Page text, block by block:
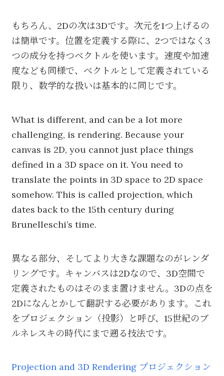
もちろん、2Dの次は3Dです。次元を1つ上げるの
は簡単です。位置を定義する際に、2つではなく3
つの成分を持つベクトルを使います。速度や加速
度なども同様で、ベクトルとして定義されている
限り、数学的な扱いは基本的に同じです。
What is different, and can be a lot more
challenging, is rendering. Because your
canvas is 2D, you cannot just place things
defined in a 3D space on it. You need to
translate the points in 3D space to 2D space
somehow. This is called projection, which
dates back to the 15th century during
Brunelleschi’s time.
異なる部分、そしてより大きな課題なのがレンダ
リングです。キャンバスは2Dなので、3D空間で
定義されたものはそのまま置けません。3Dの点を
2Dになんとかして翻訳する必要があります。これ
をプロジェクション（投影）と呼び、15世紀のブ
ルネレスキの時代にまで遡る技法です。
Projection and 3D Rendering プロジェクション